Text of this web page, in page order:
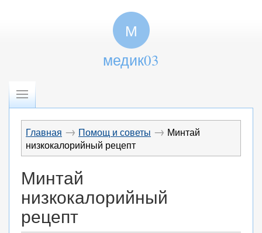
М
медик03
Главная → Помощ и советы → Минтай
низкокалорийный рецепт
Минтай
низкокалорийный
рецепт